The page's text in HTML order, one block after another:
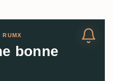
RUMX
bonne